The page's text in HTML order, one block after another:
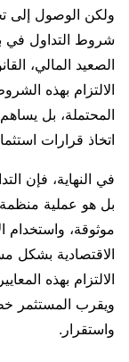
ولكن الوصول إلى
شروط التداول في
الصعيد المالي،
الالتزام بهذه
المحتملة، بل
اتخاذ قرارات
في النهاية، فإن
بل هو عملية منظمة
موثوقة، واستخدام
الاقتصادية بشكل
الالتزام بهذه
ويقرب المستثمر
واستقرار.